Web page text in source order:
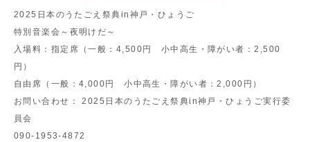
2025日本のうたごえ祭典in神戸・ひょうご
特別音楽会～夜明けだ～
入場料： 指定席（一般：4,500円 小中高生・障がい者：2,500
円）
自由席（一般：4,000円 小中高生・障がい者：2,000円）
お問い合わせ：
2025日本のうたごえ祭典in神戸・ひょうご実行委
員会
090-1953-4872